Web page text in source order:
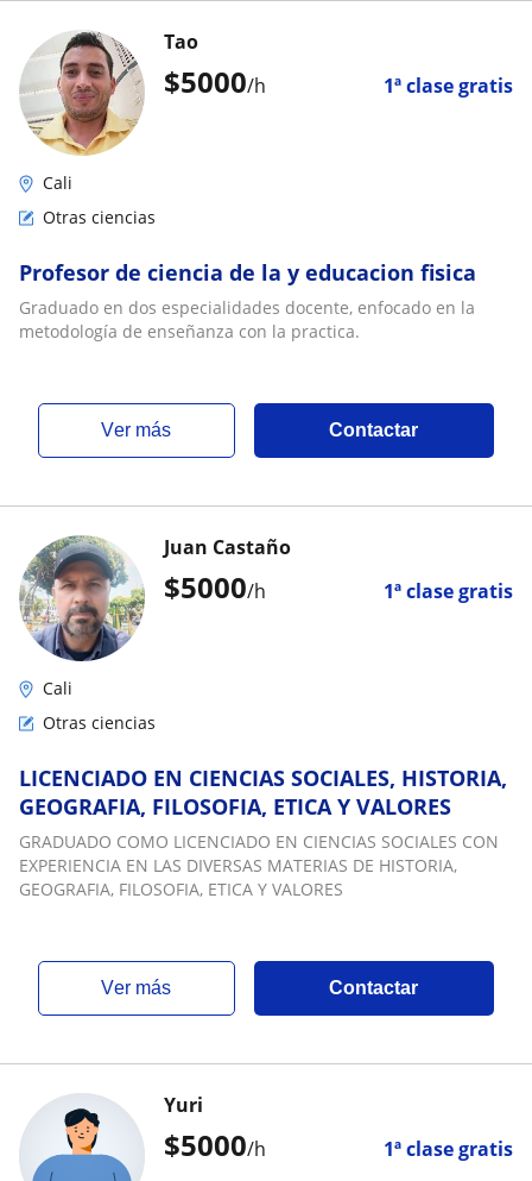
$5000/h 1ª clase gratis
Tao
Cali
Otras ciencias
Profesor de ciencia de la y educacion fisica
Graduado en dos especialidades docente, enfocado en la
metodología de enseñanza con la practica.
ver más Contactar
$5000/h 1ª clase gratis
Juan Castaño
Cali
Otras ciencias
LICENCIADO EN CIENCIAS SOCIALES, HISTORIA,
GEOGRAFIA, FILOSOFIA, ETICA Y VALORES
GRADUADO COMO LICENCIADO EN CIENCIAS SOCIALES CON
EXPERIENCIA EN LAS DIVERSAS MATERIAS DE HISTORIA,
GEOGRAFIA, FILOSOFIA, ETICA Y VALORES
ver más Contactar
$5000/h 1ª clase gratis
Yuri